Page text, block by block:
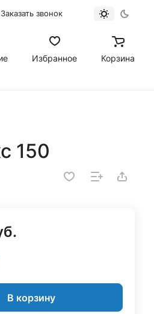
Заказать звонок
Избранное Корзина
150
В корзину